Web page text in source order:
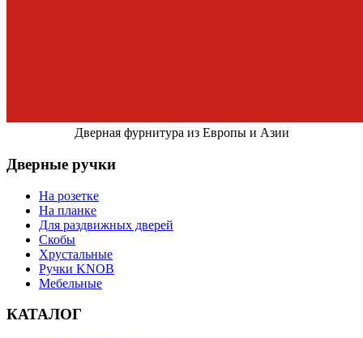
Дверная фурнитура из Европы и Азии
Дверные ручки
На розетке
На планке
Для раздвижных дверей
Скобы
Хрустальные
Ручки KNOB
Мебельные
КАТАЛОГ